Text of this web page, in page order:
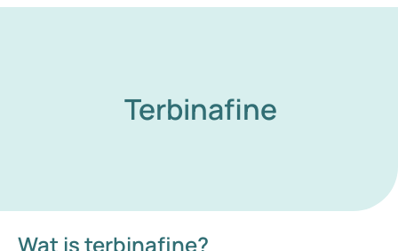
Terbinafine
Wat is terbinafine?